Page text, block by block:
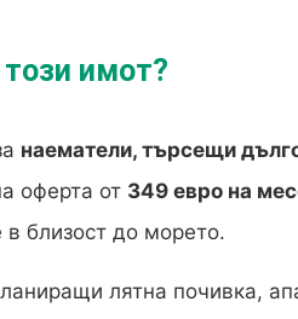
имот?
наематели, търсещи
оферта от 349 евро на
в близост до морето.
лятна почивка,